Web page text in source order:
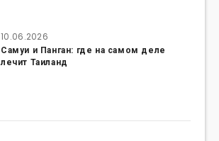
10.06.2026
Самуи и Панган: где на самом деле
лечит Таиланд